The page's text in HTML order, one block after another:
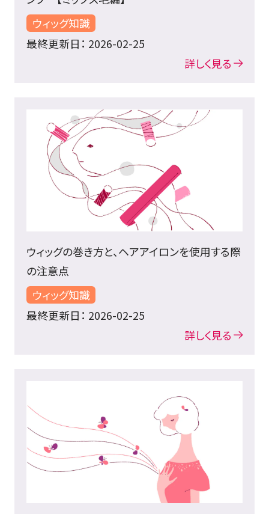
ウィッグ知識
最終更新日： 2026-02-25
詳しく見る
ウィッグの巻き方と、ヘアアイロンを使用する際
の注意点
ウィッグ知識
最終更新日： 2026-02-25
詳しく見る